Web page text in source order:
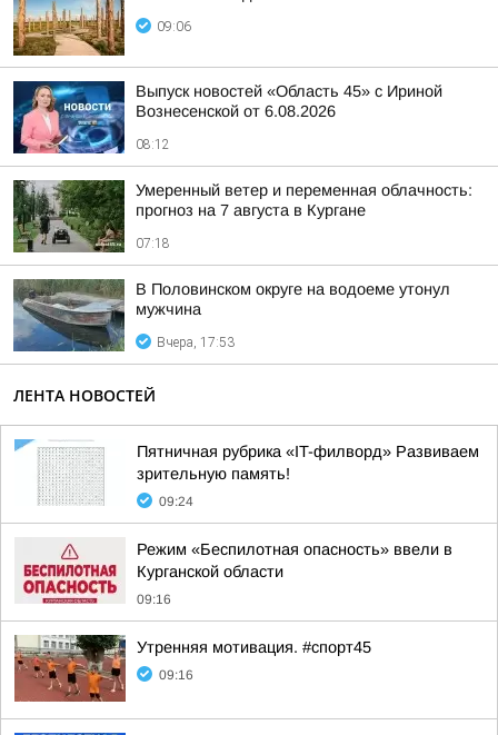
09:06
Выпуск новостей «Область 45» с Ириной
Вознесенской от 6.08.2026
08:12
Умеренный ветер и переменная облачность:
прогноз на 7 августа в Кургане
07:18
В Половинском округе на водоеме утонул
мужчина
Вчера, 17:53
ЛЕНТА НОВОСТЕЙ
Пятничная рубрика «IT-филворд» Развиваем
зрительную память!
09:24
Режим «Беспилотная опасность» ввели в
Курганской области
09:16
Утренняя мотивация. #спорт45
09:16